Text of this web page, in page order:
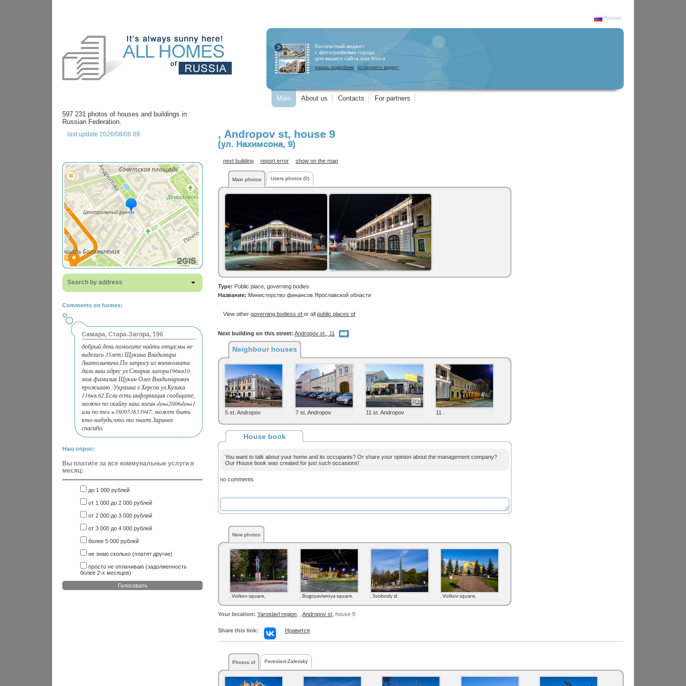
Russian
Бесплатный виджет
с фотографиями города
для вашего сайта или блога
узнать подробнее установить виджет
Main About us Contacts For partners
597 231 photos of houses and buildings in
Russian Federation.
last update 2026/08/08 89
Search by address
Comments on homes:
Самара, Стара-Загора, 196
добрый день помогите найти отца(мы не
виделись 35лет) Щукина Владимира
Анатольевича.По запросу из военкомата
дали ваш адрес ул.Старая загора196кв10.
моя фамилия Щукин Олег Владимирович
прожиааю :Украина г.Херсон ул.Кулика
116кв.62.Если есть информация сообщите,
можно по скайпу наш логин dima2006dima1
или по тел.+380953633947. может быть
кто-нибудь,что-то знает.Заранее
спасибо.
Наш опрос:
Вы платите за все коммунальные услуги в
месяц:
до 1 000 рублей
от 1 000 до 2 000 рублей
от 2 000 до 3 000 рублей
от 3 000 до 4 000 рублей
более 5 000 рублей
не знаю сколько (платят другие)
просто не оплачиваю (задолженность
более 2-х месяцев)
Голосовать
, Andropov st, house 9
(ул. Нахимсона, 9)
next building report error show on the map
Main photos Users photos (0)
Type: Public place, governing bodies
Название: Министерство финансов Ярославской области
View other governing bodiess of or all public places of
Next building on this street: Andropov st., 11
Neighbour houses
5 st. Andropov 7 st. Andropov 11 st. Andropov
2
11 .
House book
You want to talk about your home and its occupants? Or share your opinion about the management company?
Our House book was created for just such occasions!
no comments
New photos
, Volkov square, , Bogoyavleniya square, , Svobody st, , Volkov square,
Your location: Yaroslavl region Andropov st , house 9
Share this link: Нравится
Photos of Pereslavl-Zalessky